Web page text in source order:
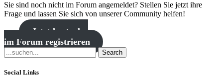
Sie sind noch nicht im Forum angemeldet? Stellen Sie jetzt ihre
Frage und lassen Sie sich von unserer Community helfen!
Jetzt kostenlos
im Forum registrieren
Search
Social Links